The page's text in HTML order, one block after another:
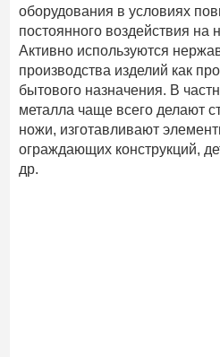
оборудования в условиях
постоянного воздействия на
Активно используются
производства изделий как
бытового назначения. В
металла чаще всего делают
ножи, изготавливают
ограждающих конструкций,
др.